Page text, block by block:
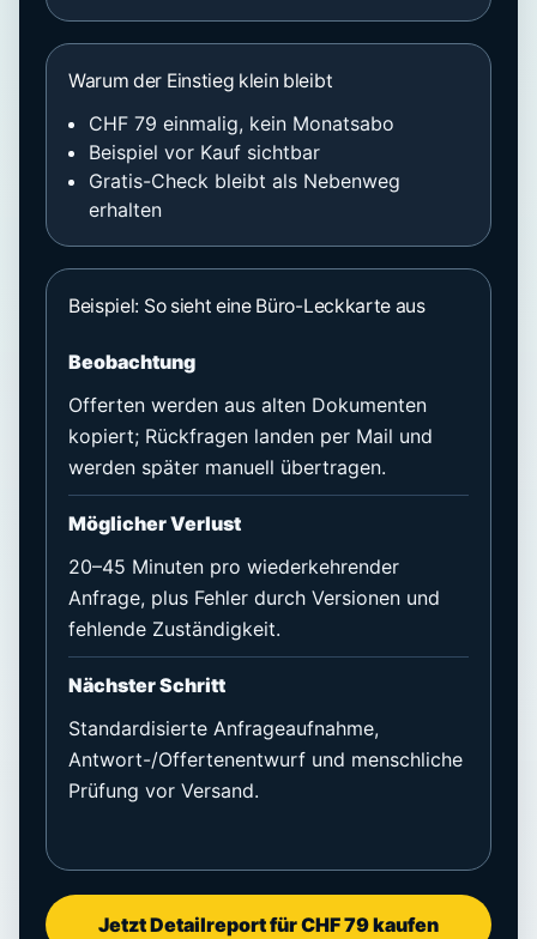
Warum der Einstieg klein bleibt
CHF 79 einmalig, kein Monatsabo
Beispiel vor Kauf sichtbar
Gratis-Check bleibt als Nebenweg
erhalten
Beispiel: So sieht eine Büro-Leckkarte aus
Beobachtung
Offerten werden aus alten Dokumenten
kopiert; Rückfragen landen per Mail und
werden später manuell übertragen.
Möglicher Verlust
20–45 Minuten pro wiederkehrender
Anfrage, plus Fehler durch Versionen und
fehlende Zuständigkeit.
Nächster Schritt
Standardisierte Anfrageaufnahme,
Antwort-/Offertenentwurf und menschliche
Prüfung vor Versand.
Jetzt Detailreport für CHF 79 kaufen